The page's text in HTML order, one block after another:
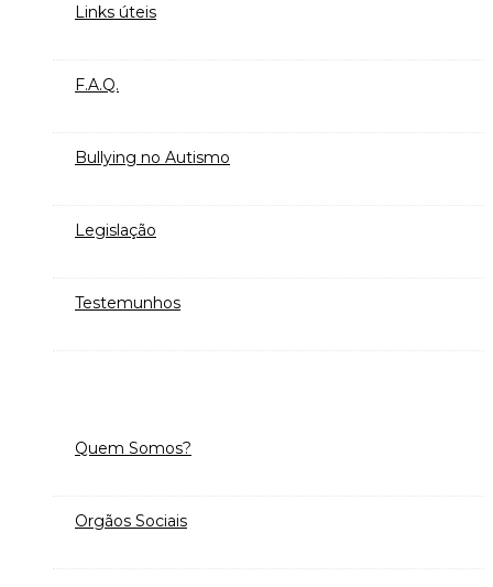
Links úteis
F.A.Q.
Bullying no Autismo
Legislação
Testemunhos
Quem Somos?
Orgãos Sociais